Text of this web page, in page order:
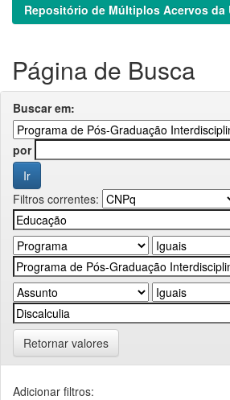
Repositório de Múltiplos Acervos da
Página de Busca
Buscar em:
por
Filtros correntes:
Retornar valores
Adicionar filtros: